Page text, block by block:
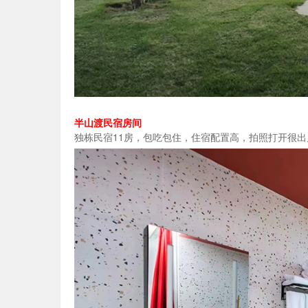
半山渡民宿房间
独栋民宿11房，包吃包住，住宿配置高，拍照打开很